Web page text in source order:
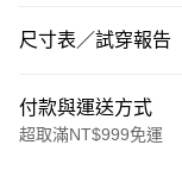
尺寸表／試穿報告
付款與運送方式
超取滿NT$999免運